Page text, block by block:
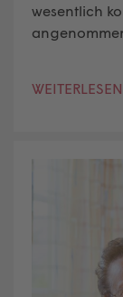
wesentlich
WEITERLESEN